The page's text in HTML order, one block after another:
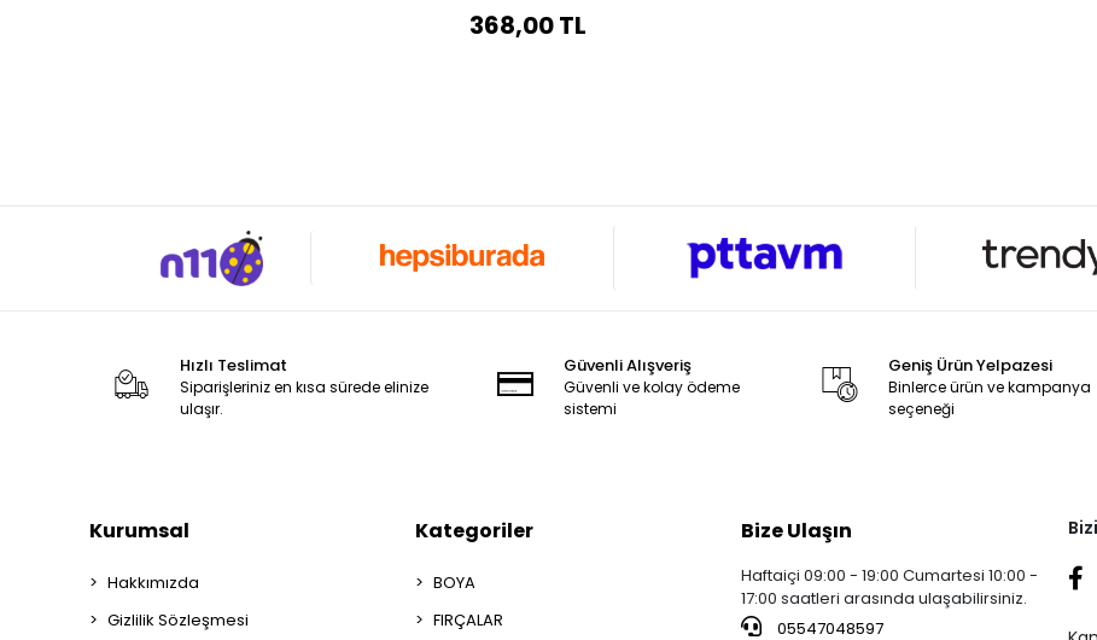
368,00 TL
Hızlı Teslimat
Siparişleriniz en kısa sürede elinize
ulaşır.
Güvenli Alışveriş
Güvenli ve kolay ödeme
sistemi
Geniş Ürün Yelpazesi
Binlerce ürün ve kampanya
seçeneği
Kurumsal
Hakkımızda
Gizlilik Sözleşmesi
Kategoriler
BOYA
FIRÇALAR
Bize Ulaşın
Haftaiçi 09:00 - 19:00 Cumartesi 10:00 -
17:00 saatleri arasında ulaşabilirsiniz.
05547048597